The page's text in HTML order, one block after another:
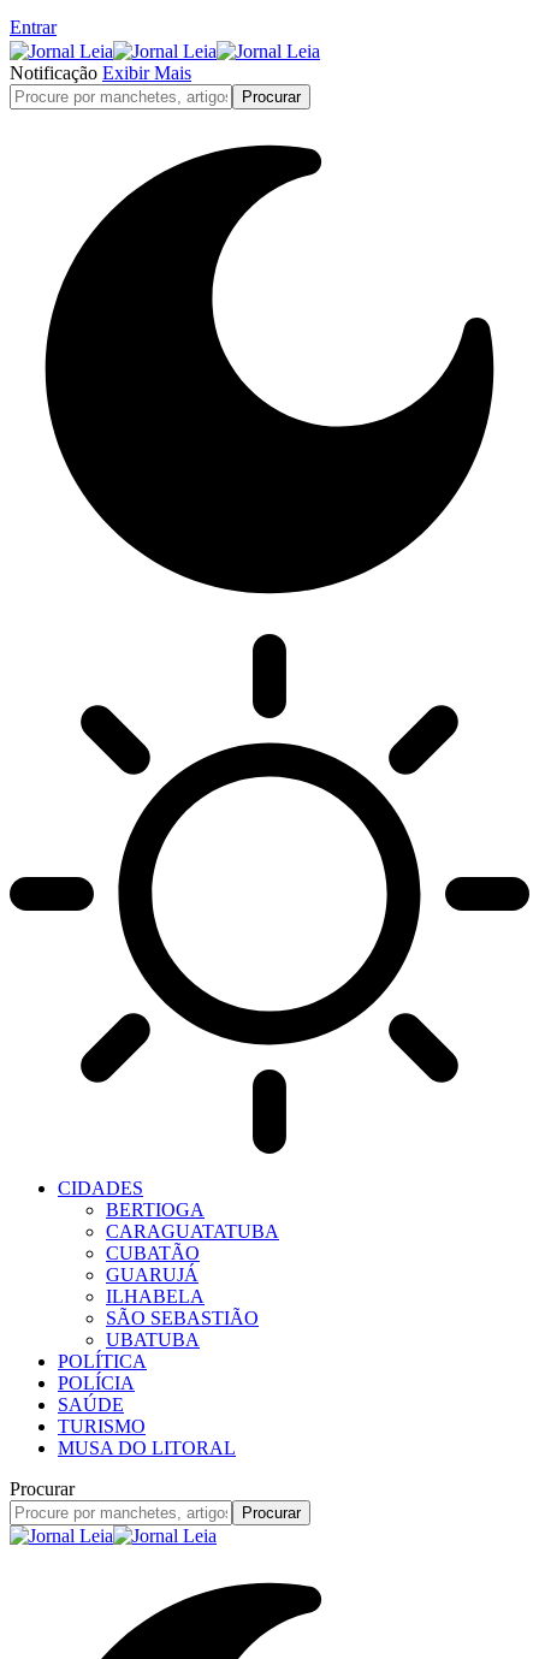
Entrar
Notificação Exibir Mais
CIDADES
BERTIOGA
CARAGUATATUBA
CUBATÃO
GUARUJÁ
ILHABELA
SÃO SEBASTIÃO
UBATUBA
POLÍTICA
POLÍCIA
SAÚDE
TURISMO
MUSA DO LITORAL
Procurar